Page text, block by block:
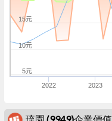
2022 2023
5元
10元
15元